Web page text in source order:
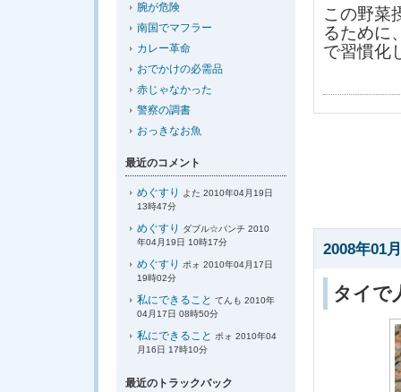
この野菜
るために
で習慣化
2008年01
タイで
腕が危険
南国でマフラー
カレー革命
おでかけの必需品
赤じゃなかった
警察の調書
おっきなお魚
最近のコメント
めぐすり よた 2010年04月19日
13時47分
めぐすり
ダブル☆パンチ 2010
年04月19日 10時17分
めぐすり
ポォ 2010年04月17日
19時02分
私にできること てんも 2010年
04月17日 08時50分
私にできること ポォ 2010年04
月16日 17時10分
最近のトラックバック